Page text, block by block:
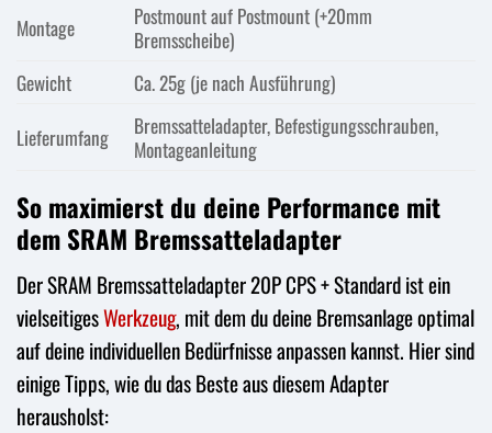
Montage
Postmount auf Postmount (+20mm
Bremsscheibe)
Gewicht
Ca. 25g (je nach Ausführung)
Lieferumfang
Bremssatteladapter, Befestigungsschrauben,
Montageanleitung
So maximierst du deine Performance mit
dem SRAM Bremssatteladapter
Der SRAM Bremssatteladapter 20P CPS + Standard ist ein
vielseitigesWerkzeug, mit dem du deine Bremsanlage optimal
auf deine individuellen Bedürfnisse anpassen kannst. Hier sind
einige Tipps, wie du das Beste aus diesem Adapter
herausholst: